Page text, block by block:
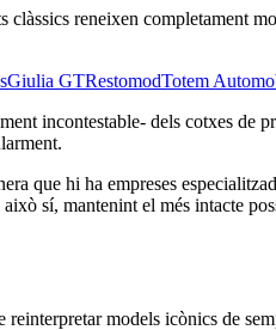
clàssics reneixen completament
Giulia GTRestomodTotem
incontestable- dels cotxes de
que hi ha empreses
sí, mantenint el més intacte
models icònics de